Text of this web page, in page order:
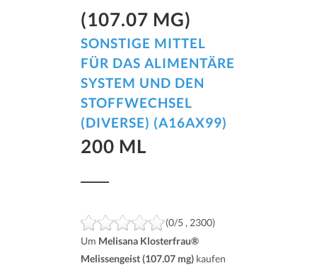
(107.07 MG)
SONSTIGE MITTEL
FÜR DAS ALIMENTÄRE
SYSTEM UND DEN
STOFFWECHSEL
(DIVERSE) (A16AX99)
200 ML
(0/5 , 2300)
Um Melisana Klosterfrau®
Melissengeist (107.07 mg) kaufen